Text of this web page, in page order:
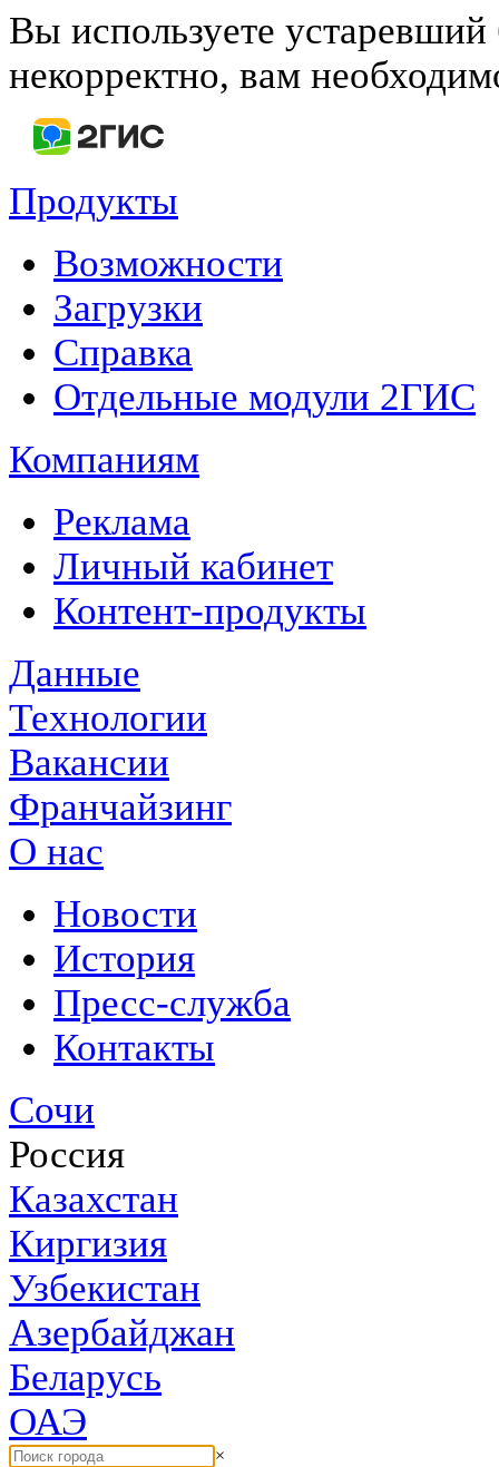
Вы используете
некорректно, вам
Продукты
Возможности
Загрузки
Справка
Отдельные модули 2ГИС
Компаниям
Реклама
Личный кабинет
Контент-продукты
Данные
Технологии
Вакансии
Франчайзинг
О нас
Новости
История
Пресс-служба
Контакты
Сочи
Россия
Казахстан
Киргизия
Узбекистан
Азербайджан
Беларусь
ОАЭ
×